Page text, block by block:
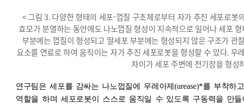
< 그림 3. 다양한 형태의 세포-껍질 구조체로부터 자가 추진 세포로
효모가 분열하는 동안에도 나노껍질 형성이 지속적으로 일어나 세포
부분에는 껍질이 형성되고 딸세포 부분에는 형성되지 않은 구조가
요소를 연료로 하여 움직이는 자가 추진 세포로봇을 형성할 수 있다.
차이가 세포 주변에 전기장을 형
연구팀은 세포를 감싸는 나노껍질에 우레아제 (urease)*를 부착하
역할을 하며 세포로봇이 스스로 움직일 수 있도록 구동력을 만